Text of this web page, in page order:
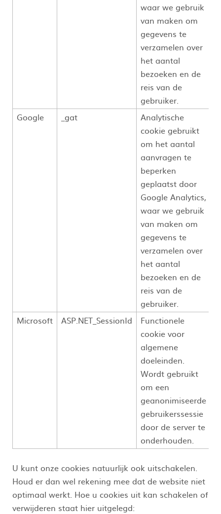
waar we gebruik
van maken om
gegevens te
verzamelen over
het aantal
bezoeken en de
reis van de
gebruiker.
Google
_gat
Analytische
cookie gebruikt
om het aantal
aanvragen te
beperken
geplaatst door
Google Analytics,
waar we gebruik
van maken om
gegevens te
verzamelen over
het aantal
bezoeken en de
reis van de
gebruiker.
Microsoft
ASP.NET_SessionId
Functionele
cookie voor
algemene
doeleinden.
Wordt gebruikt
om een
geanonimiseerde
gebruikerssessie
door de server te
onderhouden.
U kunt onze cookies natuurlijk ook uitschakelen.
Houd er dan wel rekening mee dat de website niet
optimaal werkt. Hoe u cookies uit kan schakelen of
verwijderen staat hier uitgelegd: